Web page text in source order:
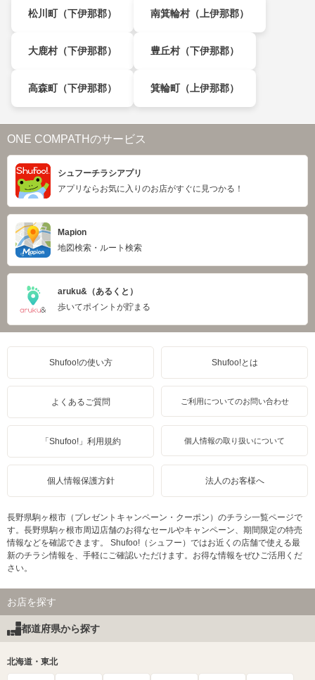
松川町（下伊那郡） 南箕輪村（上伊那郡）
大鹿村（下伊那郡） 豊丘村（下伊那郡）
高森町（下伊那郡） 箕輪町（上伊那郡）
ONE COMPATHのサービス
シュフーチラシアプリ
アプリならお気に入りのお店がすぐに見つかる！
Mapion
地図検索・ルート検索
aruku&（あるくと）
歩いてポイントが貯まる
Shufoo!の使い方 Shufoo!とは
よくあるご質問 ご利用についてのお問い合わせ
「Shufoo!」利用規約 個人情報の取り扱いについて
個人情報保護方針 法人のお客様へ
長野県駒ヶ根市（プレゼントキャンペーン・クーポン）のチラシ一覧ページで
す。長野県駒ヶ根市周辺店舗のお得なセールやキャンペーン、期間限定の特売
情報などを確認できます。 Shufoo!（シュフー）ではお近くの店舗で使える最
新のチラシ情報を、手軽にご確認いただけます。お得な情報をぜひご活用くだ
さい。
お店を探す
都道府県から探す
北海道・東北